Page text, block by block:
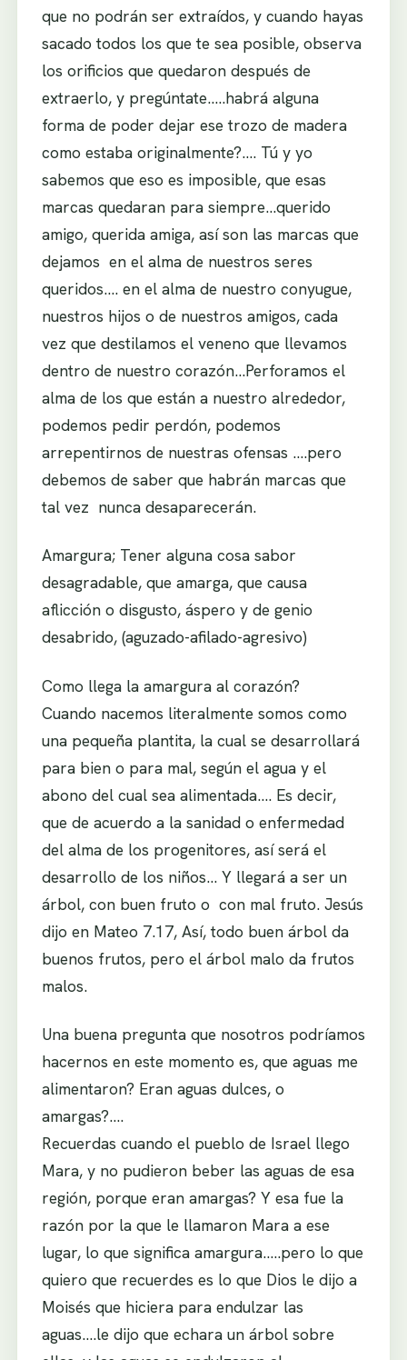
que no podrán ser extraídos, y cuando hayas
sacado todos los que te sea posible, observa
los orificios que quedaron después de
extraerlo, y pregúntate…..habrá alguna
forma de poder dejar ese trozo de madera
como estaba originalmente?…. Tú y yo
sabemos que eso es imposible, que esas
marcas quedaran para siempre…querido
amigo, querida amiga, así son las marcas que
dejamos en el alma de nuestros seres
queridos…. en el alma de nuestro conyugue,
nuestros hijos o de nuestros amigos, cada
vez que destilamos el veneno que llevamos
dentro de nuestro corazón…Perforamos el
alma de los que están a nuestro alrededor,
podemos pedir perdón, podemos
arrepentirnos de nuestras ofensas ….pero
debemos de saber que habrán marcas que
tal vez nunca desaparecerán.
Amargura; Tener alguna cosa sabor
desagradable, que amarga, que causa
aflicción o disgusto, áspero y de genio
desabrido, (aguzado-afilado-agresivo)
Como llega la amargura al corazón?
Cuando nacemos literalmente somos como
una pequeña plantita, la cual se desarrollará
para bien o para mal, según el agua y el
abono del cual sea alimentada…. Es decir,
que de acuerdo a la sanidad o enfermedad
del alma de los progenitores, así será el
desarrollo de los niños… Y llegará a ser un
árbol, con buen fruto o con mal fruto. Jesús
dijo en Mateo 7.17, Así, todo buen árbol da
buenos frutos, pero el árbol malo da frutos
malos.
Una buena pregunta que nosotros podríamos
hacernos en este momento es, que aguas me
alimentaron? Eran aguas dulces, o
amargas?….
Recuerdas cuando el pueblo de Israel llego
Mara, y no pudieron beber las aguas de esa
región, porque eran amargas? Y esa fue la
razón por la que le llamaron Mara a ese
lugar, lo que significa amargura…..pero lo que
quiero que recuerdes es lo que Dios le dijo a
Moisés que hiciera para endulzar las
aguas….le dijo que echara un árbol sobre